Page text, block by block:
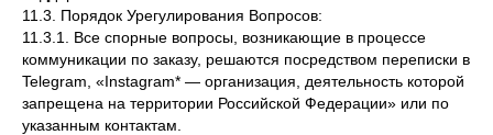
11.3. Порядок Урегулирования Вопросов:
11.3.1. Все спорные вопросы, возникающие в процессе
коммуникации по заказу, решаются посредством переписки в
Telegram, «Instagram* — организация, деятельность которой
запрещена на территории Российской Федерации» или по
указанным контактам.